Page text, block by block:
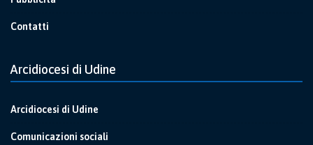
Contatti
Arcidiocesi di Udine
Arcidiocesi di Udine
Comunicazioni sociali